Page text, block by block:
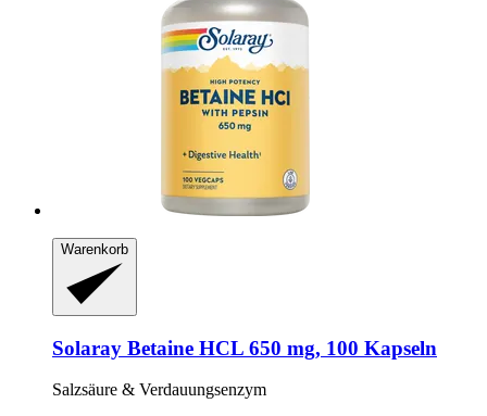
Warenkorb
Solaray Betaine HCL 650 mg, 100 Kapseln
Salzsäure & Verdauungsenzym